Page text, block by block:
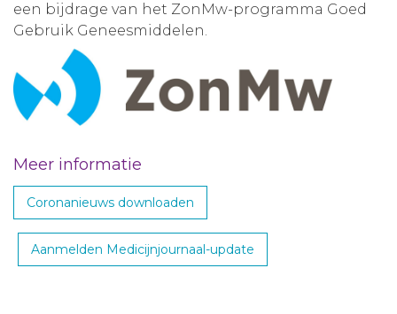
een bijdrage van het ZonMw-programma Goed
Gebruik Geneesmiddelen.
Meer informatie
Coronanieuws downloaden
Aanmelden Medicijnjournaal-update